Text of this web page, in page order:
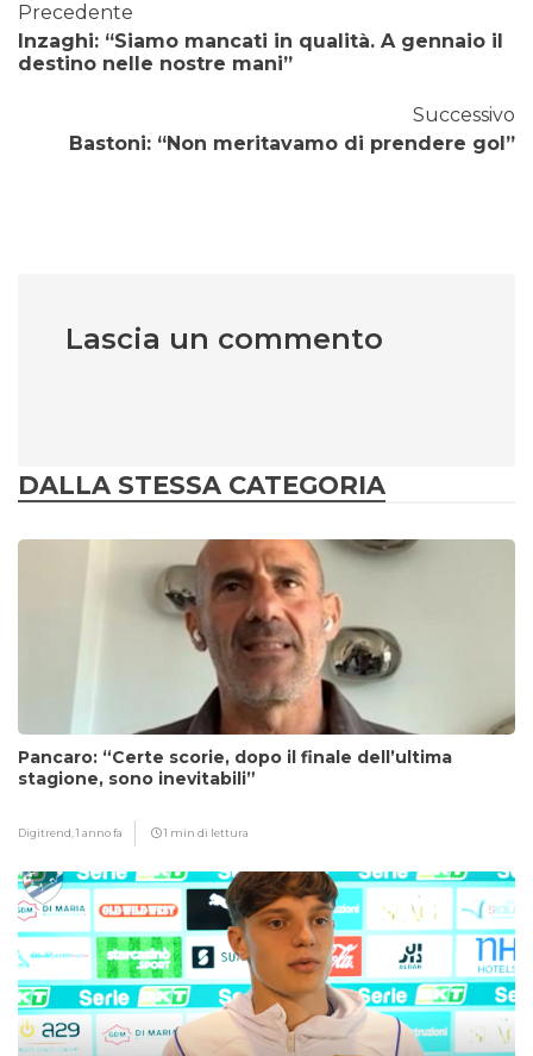
Precedente
Inzaghi: “Siamo mancati in qualità. A gennaio il
destino nelle nostre mani”
Successivo
Bastoni: “Non meritavamo di prendere gol”
Lascia un commento
DALLA STESSA CATEGORIA
Pancaro: “Certe scorie, dopo il finale dell’ultima
stagione, sono inevitabili”
Digitrend,1 anno fa 1 min di lettura